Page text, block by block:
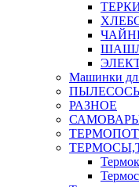
Машинки
РАЗНОЕ